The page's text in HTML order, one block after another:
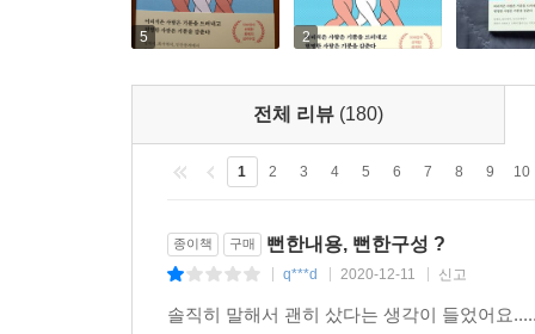
5 2
전체 리뷰 (180)
1 2 3 4 5 6 7 8 9 10
종이책 구매 뻔한내용, 뻔한구성 ?
q***d 2020-12-11 신고
솔직히 말해서 괜히 샀다는 생각이 들었어요